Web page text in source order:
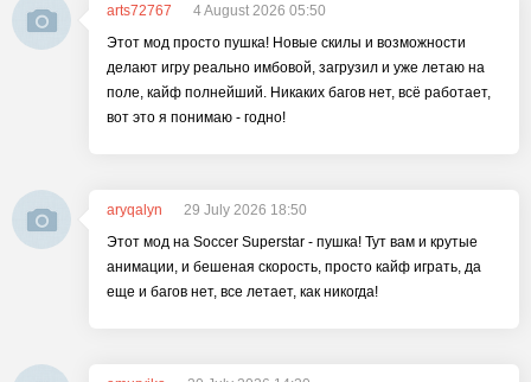
arts72767
4 August 2026 05:50
Этот мод просто пушка! Новые скилы и возможности
делают игру реально имбовой, загрузил и уже летаю на
поле, кайф полнейший. Никаких багов нет, всё работает,
вот это я понимаю - годно!
aryqalyn
29 July 2026 18:50
Этот мод на Soccer Superstar - пушка! Тут вам и крутые
анимации, и бешеная скорость, просто кайф играть, да
еще и багов нет, все летает, как никогда!